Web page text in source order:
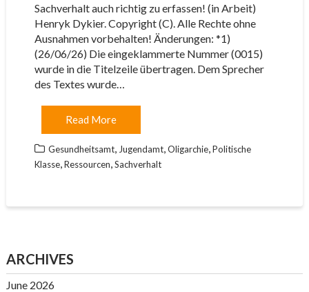
Sachverhalt auch richtig zu erfassen! (in Arbeit)
Henryk Dykier. Copyright (C). Alle Rechte ohne
Ausnahmen vorbehalten! Änderungen: *1)
(26/06/26) Die eingeklammerte Nummer (0015)
wurde in die Titelzeile übertragen. Dem Sprecher
des Textes wurde…
Read More
Gesundheitsamt, Jugendamt,Oligarchie,Politische
Klasse,Ressourcen,Sachverhalt
ARCHIVES
June 2026